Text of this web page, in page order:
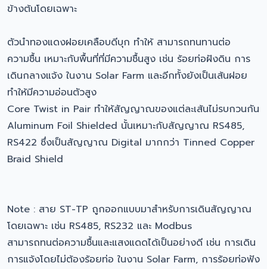
ข้างต้นโดยเฉพาะ
ตัวนำทองแดงฝอยเคลือบดีบุก ทำให้ สามารถทนทานต่อ
ความชื้น เหมาะกับพื้นที่ที่มีความชื้นสูง เช่น ร้อยท่อฝังดิน การ
เดินกลางแจ้ง ในงาน Solar Farm และอีกทั้งยังเป็นเส้นฝอย
ทำให้มีความอ่อนตัวสูง
Core Twist in Pair ทำให้สัญญาณของแต่ละเส้นไม่รบกวนกัน
Aluminum Foil Shielded นั้นเหมาะกับสัญญาณ RS485,
RS422 ซึ่งเป็นสัญญาณ Digital มากกว่า Tinned Copper
Braid Shield
Note : สาย ST-TP ถูกออกแบบมาสำหรับการเดินสัญญาณ
โดยเฉพาะ เช่น RS485, RS232 และ Modbus
สามารถทนต่อความชื้นและแสงแดดได้เป็นอย่างดี เช่น การเดิน
การแจ้งโดยไม่ต้องร้อยท่อ ในงาน Solar Farm, การร้อยท่อฟัง